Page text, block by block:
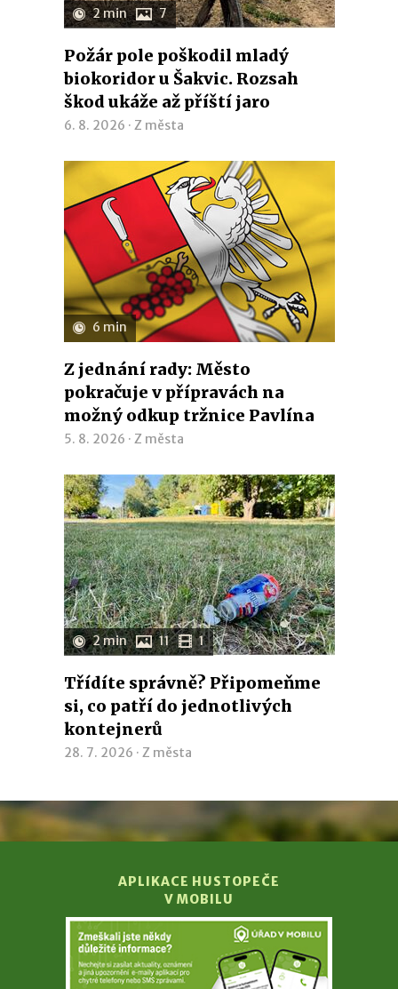
2 min 7
Požár pole poškodil mladý
biokoridor u Šakvic. Rozsah
škod ukáže až příští jaro
6. 8. 2026 · Z města
6 min
Z jednání rady: Město
pokračuje v přípravách na
možný odkup tržnice Pavlína
5. 8. 2026 · Z města
2 min 11 1
Třídíte správně? Připomeňme
si, co patří do jednotlivých
kontejnerů
28. 7. 2026 · Z města
APLIKACE HUSTOPEČE
V MOBILU